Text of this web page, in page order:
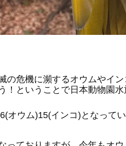
の危機に瀕するオウムやイ
！ということで日本動物園
オウム)15(インコ)となってい